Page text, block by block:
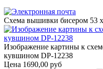
Схема вышивки бисером 53
Изображение картины к
кувшином DP-12238
Цена 1690,00 руб